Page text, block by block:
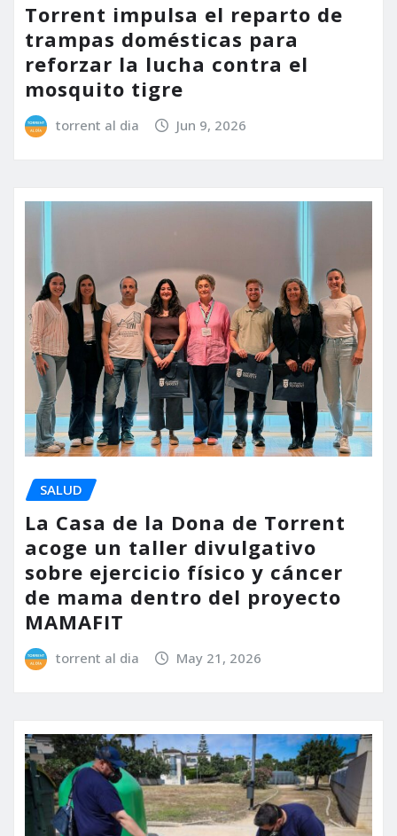
Torrent impulsa el reparto de
trampas domésticas para
reforzar la lucha contra el
mosquito tigre
torrent al dia Jun 9, 2026
SALUD
La Casa de la Dona de Torrent
acoge un taller divulgativo
sobre ejercicio físico y cáncer
de mama dentro del proyecto
MAMAFIT
torrent al dia May 21, 2026